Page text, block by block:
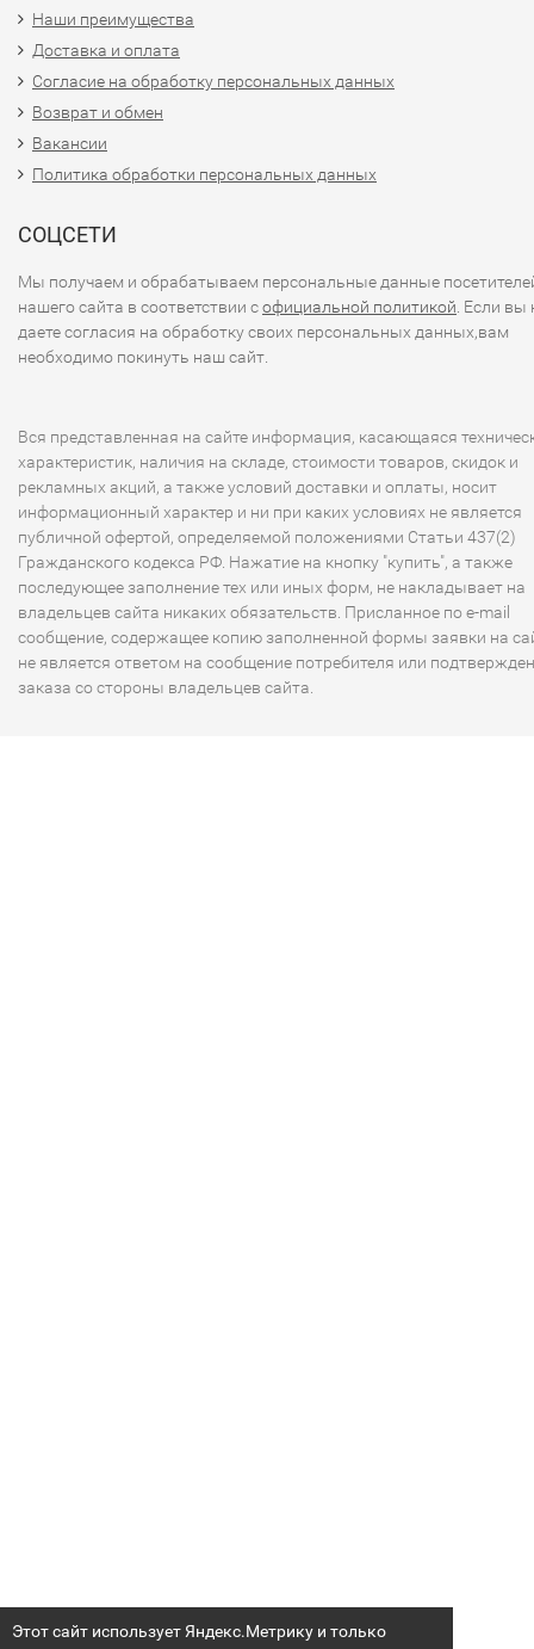
Этот сайт использует Яндекс.Метрику и только
Наши преимущества
Доставка и оплата
Согласие на обработку персональных данных
Возврат и обмен
Вакансии
Политика обработки персональных данных
СОЦСЕТИ
Мы получаем и обрабатываем персональные данные
нашего сайта в соответствии софициальной политикой . Если вы
даете согласия на обработку своих персональных данных,вам
необходимо покинуть наш сайт.
Вся представленная на сайте информация, касающаяся
характеристик, наличия на складе, стоимости товаров, скидок и
рекламных акций, а также условий доставки и оплаты, носит
информационный характер и ни при каких условиях не является
публичной офертой, определяемой положениями Статьи 437(2)
Гражданского кодекса РФ. Нажатие на кнопку "купить", а также
последующее заполнение тех или иных форм, не накладывает на
владельцев сайта никаких обязательств. Присланное по e-mail
сообщение, содержащее копию заполненной формы заявки на
не является ответом на сообщение потребителя или
заказа со стороны владельцев сайта.